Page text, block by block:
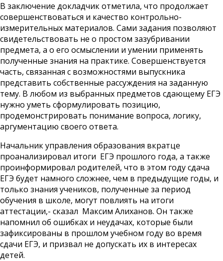
В заключение докладчик отметила, что продолжает
совершенствоваться и качество контрольно-
измерительных материалов. Сами задания позволяют
свидетельствовать не о простом зазубривании
предмета, а о его осмыслении и умении применять
полученные знания на практике. Совершенствуется
часть, связанная с возможностями выпускника
представить собственные рассуждения на заданную
тему. В любом из выбранных предметов сдающему ЕГЭ
нужно уметь сформулировать позицию,
продемонстрировать понимание вопроса, логику,
аргументацию своего ответа.
Начальник управления образования вкратце
проанализировал итоги ЕГЭ прошлого года, а также
проинформировал родителей, что в этом году сдача
ЕГЭ будет намного сложнее, чем в предыдущие годы, и
только знания учеников, полученные за период
обучения в школе, могут повлиять на итоги
аттестации,- сказал Максим Алиханов. Он также
напомнил об ошибках и неудачах, которые были
зафиксированы в прошлом учебном году во время
сдачи ЕГЭ, и призвал не допускать их в интересах
детей.